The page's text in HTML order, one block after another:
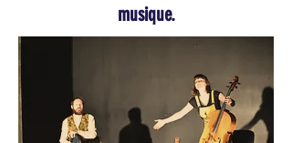
musique.